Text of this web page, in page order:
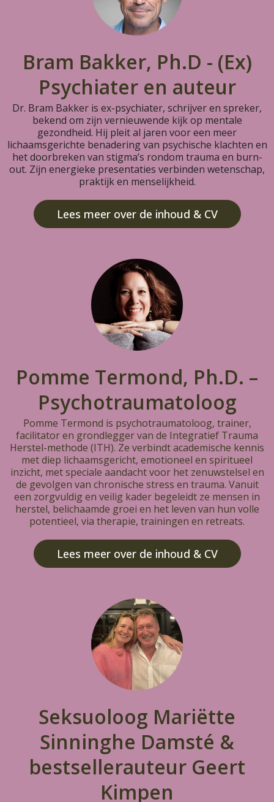
Bram Bakker, Ph.D - (Ex)
Psychiater en auteur
Dr. Bram Bakker is ex-psychiater, schrijver en spreker,
bekend om zijn vernieuwende kijk op mentale
gezondheid. Hij pleit al jaren voor een meer
lichaamsgerichte benadering van psychische klachten en
het doorbreken van stigma’s rondom trauma en burn-
out. Zijn energieke presentaties verbinden wetenschap,
praktijk en menselijkheid.
Lees meer over de inhoud & CV
Pomme Termond, Ph.D. –
Psychotraumatoloog
Pomme Termond is psychotraumatoloog, trainer,
facilitator en grondlegger van de Integratief Trauma
Herstel-methode (ITH). Ze verbindt academische kennis
met diep lichaamsgericht, emotioneel en spiritueel
inzicht, met speciale aandacht voor het zenuwstelsel en
de gevolgen van chronische stress en trauma. Vanuit
een zorgvuldig en veilig kader begeleidt ze mensen in
herstel, belichaamde groei en het leven van hun volle
potentieel, via therapie, trainingen en retreats.
Lees meer over de inhoud & CV
Seksuoloog Mariëtte
Sinninghe Damsté &
bestsellerauteur Geert
Kimpen